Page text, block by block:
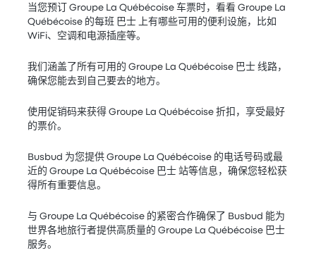
当您预订 Groupe La Québécoise 车票时，看看 Groupe La
Québécoise 的每班 巴士 上有哪些可用的便利设施，比如
WiFi、空调和电源插座等。
我们涵盖了所有可用的 Groupe La Québécoise 巴士 线路，
确保您能去到自己要去的地方。
使用促销码来获得 Groupe La Québécoise 折扣，享受最好
的票价。
Busbud 为您提供 Groupe La Québécoise 的电话号码或最
近的 Groupe La Québécoise 巴士 站等信息，确保您轻松获
得所有重要信息。
与 Groupe La Québécoise 的紧密合作确保了 Busbud 能为
世界各地旅行者提供高质量的 Groupe La Québécoise 巴士
服务。